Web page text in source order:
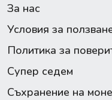
За нас
Условия за
Политика за
Супер седем
Съхранение на